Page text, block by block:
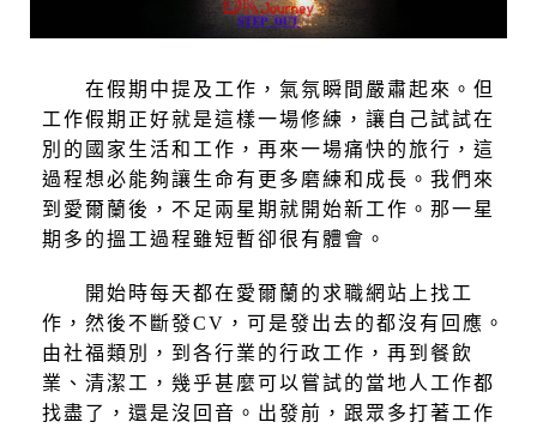
在假期中提及工作，氣氛瞬間嚴肅起來。但
工作假期正好就是這樣一場修練，讓自己試試在
別的國家生活和工作，再來一場痛快的旅行，這
過程想必能夠讓生命有更多磨練和成長。我們來
到愛爾蘭後，不足兩星期就開始新工作。那一星
期多的搵工過程雖短暫卻很有體會。
開始時每天都在愛爾蘭的求職網站上找工
作，然後不斷發CV，可是發出去的都沒有回應。
由社福類別，到各行業的行政工作，再到餐飲
業、清潔工，幾乎甚麼可以嘗試的當地人工作都
找盡了，還是沒回音。出發前，跟眾多打著工作